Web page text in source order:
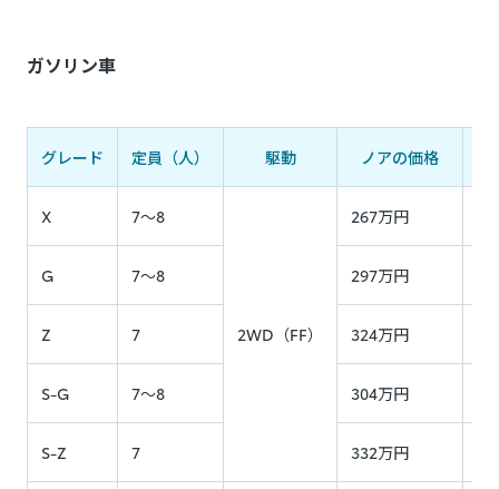
ガソリン車
グレード 定員（人） 駆動 ノアの価格
X 7～8
2WD（FF）
267万円
G 7～8 297万円
Z 7 324万円
S-G 7～8 304万円
S-Z 7 332万円